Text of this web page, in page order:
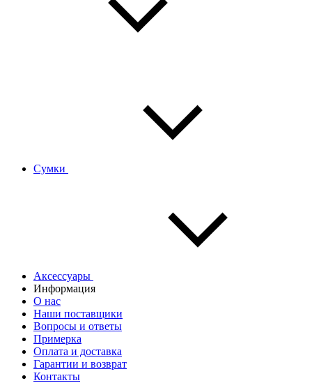
Сумки
Аксессуары
Информация
О нас
Наши поставщики
Вопросы и ответы
Примерка
Оплата и доставка
Гарантии и возврат
Контакты